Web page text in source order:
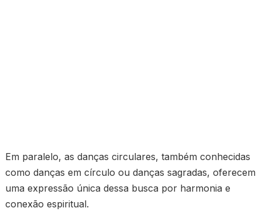
Em paralelo, as danças circulares, também conhecidas
como danças em círculo ou danças sagradas, oferecem
uma expressão única dessa busca por harmonia e
conexão espiritual.